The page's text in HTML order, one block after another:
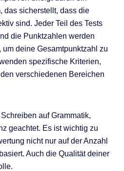
das sicherstellt, dass die
sind. Jeder Teil des Tests
die Punktzahlen werden
deine Gesamtpunktzahl zu
spezifische Kriterien,
verschiedenen Bereichen
auf Grammatik,
geachtet. Es ist wichtig zu
nicht nur auf der Anzahl
Auch die Qualität deiner